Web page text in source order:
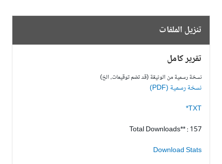
تنزيل الملفات
تقرير كامل
نسخة رسمية من الوثيقة (قد تضم توقيعات، الخ)
نسخة رسمية (PDF)
TXT*
Total Downloads** : 157
Download Stats